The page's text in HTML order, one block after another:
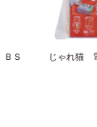
Ｓ
じゃれ猫